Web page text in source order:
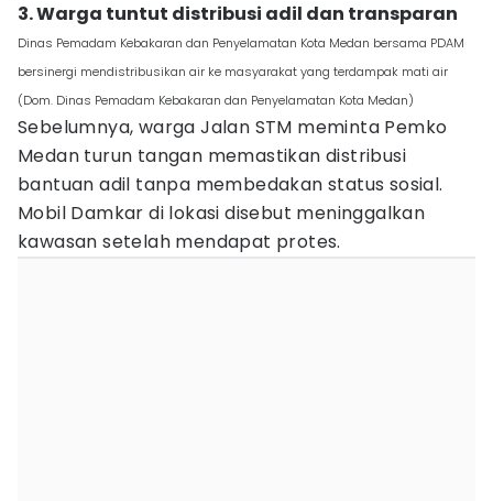
3. Warga tuntut distribusi adil dan transparan
Dinas Pemadam Kebakaran dan Penyelamatan Kota Medan bersama PDAM
bersinergi mendistribusikan air ke masyarakat yang terdampak mati air
(Dom. Dinas Pemadam Kebakaran dan Penyelamatan Kota Medan)
Sebelumnya, warga Jalan STM meminta Pemko
Medan turun tangan memastikan distribusi
bantuan adil tanpa membedakan status sosial.
Mobil Damkar di lokasi disebut meninggalkan
kawasan setelah mendapat protes.